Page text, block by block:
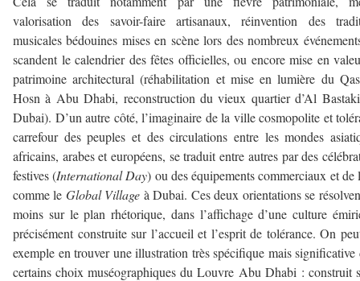
valorisation des savoir-faire artisanaux, réinvention des
musicales bédouines mises en scène lors des nombreux
scandent le calendrier des fêtes officielles, ou encore mise en
patrimoine architectural (réhabilitation et mise en lumière du
Hosn à Abu Dhabi, reconstruction du vieux quartier d’Al
Dubai). D’un autre côté, l’imaginaire de la ville cosmopolite et
carrefour des peuples et des circulations entre les mondes
africains, arabes et européens, se traduit entre autres par des
festives (International Day) ou des équipements commerciaux et de
comme le Global Village à Dubai. Ces deux orientations se
moins sur le plan rhétorique, dans l’affichage d’une culture
précisément construite sur l’accueil et l’esprit de tolérance. On
exemple en trouver une illustration très spécifique mais significative
certains choix muséographiques du Louvre Abu Dhabi : construit